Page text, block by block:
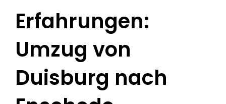
Erfahrungen:
Umzug von
Duisburg nach